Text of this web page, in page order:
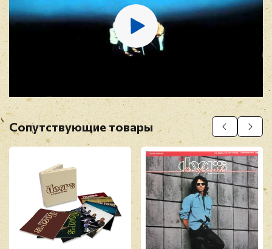
Прикрепить фото
Оставить отзыв
Перед публикацией отзывы проходят
модерацию
Сопутствующие товары